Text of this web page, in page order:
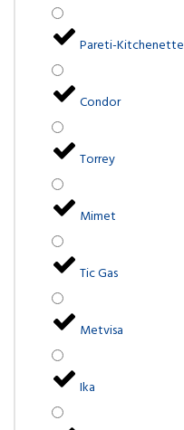
Pareti-Kitchenette
Condor
Torrey
Mimet
Tic Gas
Metvisa
Ika